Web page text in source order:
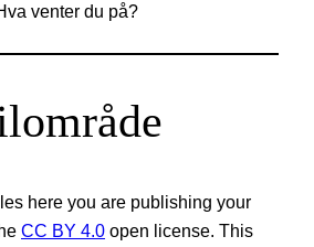
venter du på?
here you are publishing your
CC BY 4.0 open license. This